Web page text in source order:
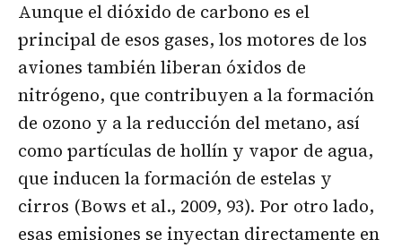
Aunque el dióxido de carbono es el
principal de esos gases, los motores de los
aviones también liberan óxidos de
nitrógeno, que contribuyen a la formación
de ozono y a la reducción del metano, así
como partículas de hollín y vapor de agua,
que inducen la formación de estelas y
cirros (Bows et al., 2009, 93). Por otro lado,
esas emisiones se inyectan directamente en